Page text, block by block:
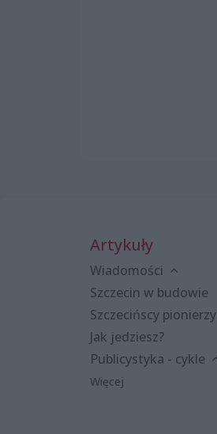
Artykuły
Wiadomości
Szczecin w budowie
Szczecińscy pionierzy
Jak jedziesz?
Publicystyka - cykle
Więcej